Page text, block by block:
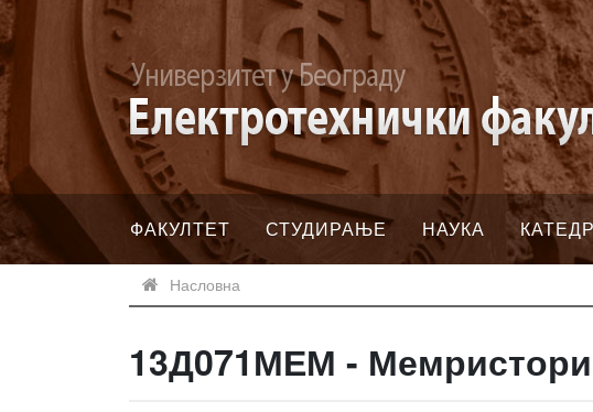
ФАКУЛТЕТ СТУДИРАЊЕ НАУКА
Насловна
13Д071МЕМ -